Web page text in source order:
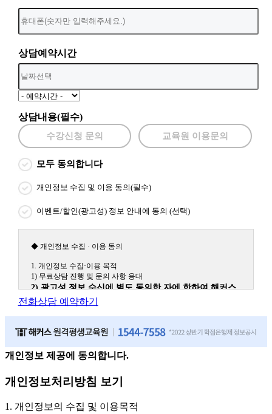
상담예약시간
상담내용(필수)
수강신청 문의 교육원 이용문의
모두 동의합니다
개인정보 수집 및 이용 동의(필수)
이벤트/할인(광고성) 정보 안내에 동의 (선택)
◆ 개인정보 수집 · 이용 동의
1. 개인정보 수집·이용 목적
1) 무료상담 진행 및 문의 사항 응대
2) 광고성 정보 수신에 별도 동의한 자에 한하여 해커스
원격평생교육원을 비롯한 해커스 교육그룹의 새로운 서
(해커스교육그룹: 해커스인강, 해커스프랩, 해커스톡, 해커스중국
원, 해커스경찰, 해커스소방, 해커스공인중개사, 해커스주택관리
사, 해커스편입 등)
2. 개인정보 수집·이용 항목: 이름, 휴대폰번호
3. 개인정보 보유/이용 기간: 법령상 정하는 경우를 제외
전화상담 예약하기
개인정보 제공에 동의합니다.
개인정보처리방침 보기
1. 개인정보의 수집 및 이용목적